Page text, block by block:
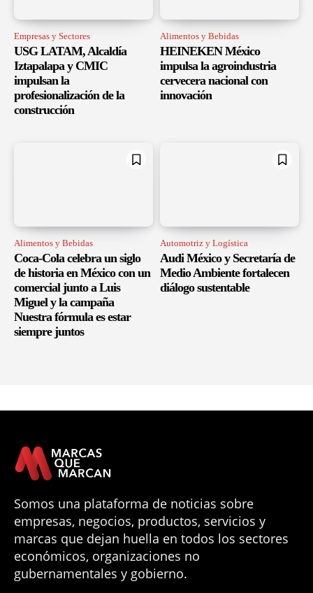
Empresas y Sectores
USG LATAM, Alcaldía
Iztapalapa y CMIC
impulsan la
profesionalización de la
construcción
Alimentos y Bebidas
HEINEKEN México
impulsa la agroindustria
cervecera nacional con
innovación
Alimentos y Bebidas
Coca-Cola celebra un siglo
de historia en México con un
comercial junto a Luis
Miguel y la campaña
Nuestra fórmula es estar
siempre juntos
Automotriz y Logística
Audi México y Secretaría de
Medio Ambiente fortalecen
diálogo sustentable
Somos una plataforma de noticias sobre
empresas, negocios, productos, servicios y
marcas que dejan huella en todos los sectores
económicos, organizaciones no
gubernamentales y gobierno.